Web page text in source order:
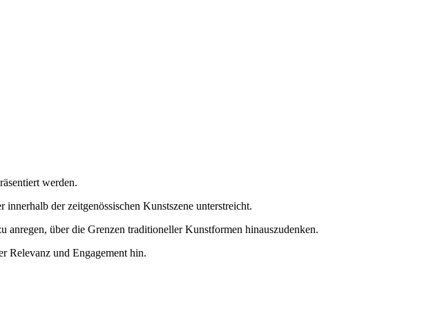
werden.
der zeitgenössischen Kunstszene unterstreicht.
über die Grenzen traditioneller Kunstformen hinauszudenken.
Relevanz und Engagement hin.